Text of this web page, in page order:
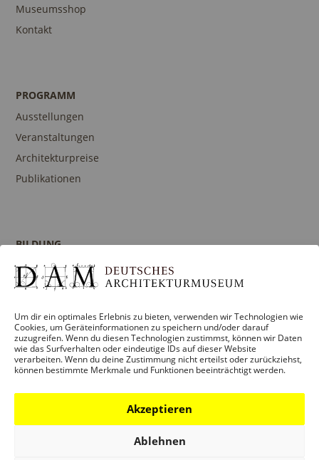
Um dir ein optimales Erlebnis zu bieten, verwenden wir Technologien wie
Cookies, um Geräteinformationen zu speichern und/oder darauf
zuzugreifen. Wenn du diesen Technologien zustimmst, können wir Daten
wie das Surfverhalten oder eindeutige IDs auf dieser Website
verarbeiten. Wenn du deine Zustimmung nicht erteilst oder zurückziehst,
können bestimmte Merkmale und Funktionen beeinträchtigt werden.
Akzeptieren
Ablehnen
Museumsshop
Kontakt
PROGRAMM
Ausstellungen
Veranstaltungen
Architekturpreise
Publikationen
BILDUNG
Programm
Führungen und Touren
Ansprechpartner
SAMMLUNGEN